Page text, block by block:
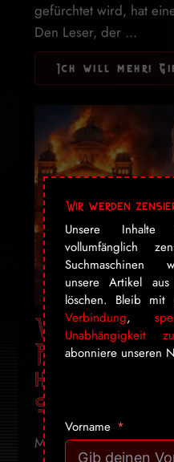
gefürchtet wird, hat
Den Leser, der ...
Ich will mehr!
Wie die
Pandemie-
heimlich ins
schreibt
Man stelle sich vor, ein
Wir werden
Unsere Inhalte
vollumfänglich
Suchmaschinen
unsere Artikel
löschen. Bleib
Verbindung,
Unabhängigkeit
abonniere unseren
Vorname